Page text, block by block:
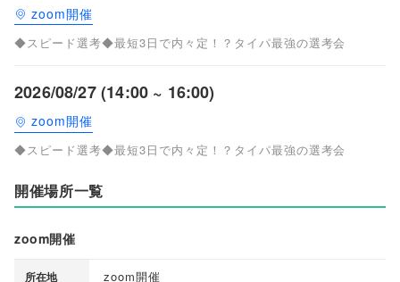
zoom開催
◆スピード選考◆最短3日で内々定！？タイパ最強の選考会
2026/08/27 (14:00 ~ 16:00)
zoom開催
◆スピード選考◆最短3日で内々定！？タイパ最強の選考会
開催場所一覧
zoom開催
所在地 zoom開催